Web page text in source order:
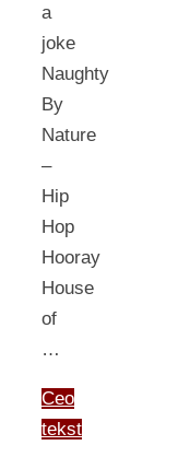
a
joke
Naughty
By
Nature
–
Hip
Hop
Hooray
House
of
…
Ceo
tekst